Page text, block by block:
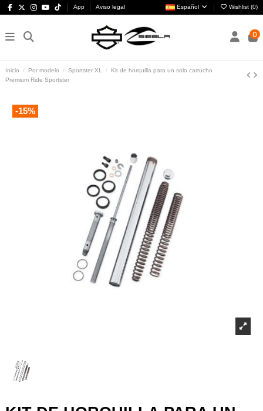
App Aviso legal Español Wishlist (0)
0
Inicio Por modelo Sportster XL
Kit de horquilla para un solo cartucho
Premium Ride Sportster
-15%